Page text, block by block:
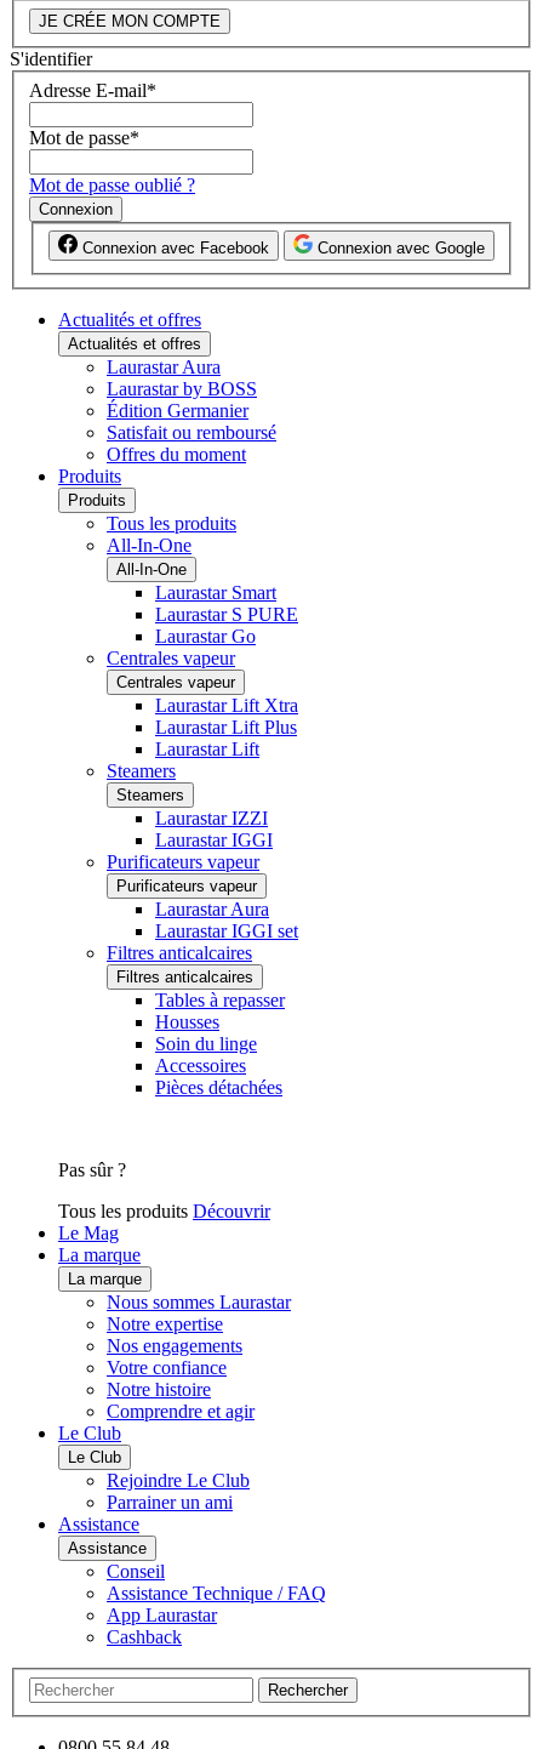
JE CRÉE MON COMPTE
S'identifier
Adresse E-mail*
Mot de passe*
Mot de passe oublié ?
Connexion
Connexion avec Facebook Connexion avec Google
Actualités et offres
Actualités et offres
Laurastar Aura
Laurastar by BOSS
Édition Germanier
Satisfait ou remboursé
Offres du moment
Produits
Produits
Tous les produits
All-In-One
All-In-One
Laurastar Smart
Laurastar S PURE
Laurastar Go
Centrales vapeur
Centrales vapeur
Laurastar Lift Xtra
Laurastar Lift Plus
Laurastar Lift
Steamers
Steamers
Laurastar IZZI
Laurastar IGGI
Purificateurs vapeur
Purificateurs vapeur
Laurastar Aura
Laurastar IGGI set
Filtres anticalcaires
Filtres anticalcaires
Tables à repasser
Housses
Soin du linge
Accessoires
Pièces détachées
Pas sûr ?
Tous les produits Découvrir
Le Mag
La marque
La marque
Nous sommes Laurastar
Notre expertise
Nos engagements
Votre confiance
Notre histoire
Comprendre et agir
Le Club
Le Club
Rejoindre Le Club
Parrainer un ami
Assistance
Assistance
Conseil
Assistance Technique / FAQ
App Laurastar
Cashback
Rechercher